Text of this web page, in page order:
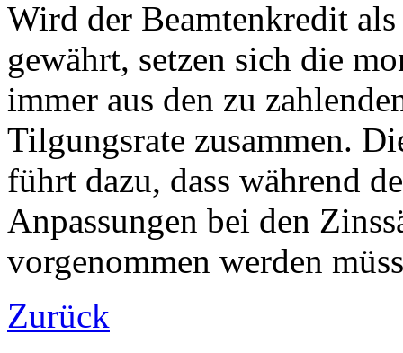
Wird der Beamtenkredit als
gewährt, setzen sich die
immer aus den zu
Tilgungsrate zusammen.
führt dazu, dass während
Anpassungen bei den
vorgenommen werden
Zurück